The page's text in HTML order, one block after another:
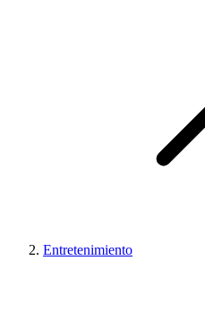
Entretenimiento